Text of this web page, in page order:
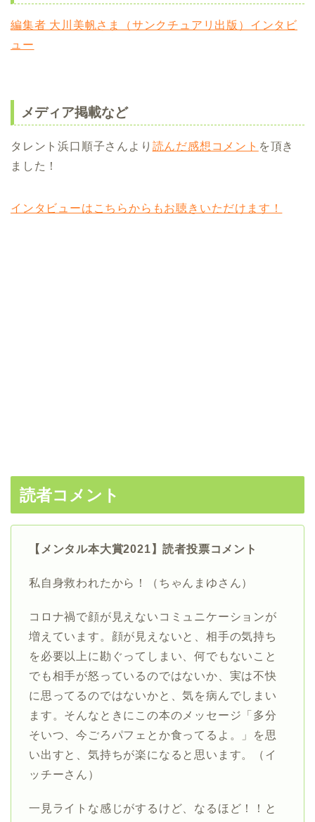
編集者 大川美帆さま（サンクチュアリ出版）インタビ
ュー
メディア掲載など
タレント浜口順子さんより 読んだ感想コメント を頂き
ました！
インタビューはこちらからもお聴きいただけます！
読者コメント
【メンタル本大賞2021】読者投票コメント
私自身救われたから！（ちゃんまゆさん）
コロナ禍で顔が見えないコミュニケーションが
増えています。顔が見えないと、相手の気持ち
を必要以上に勘ぐってしまい、何でもないこと
でも相手が怒っているのではないか、実は不快
に思ってるのではないかと、気を病んでしまい
ます。そんなときにこの本のメッセージ「多分
そいつ、今ごろパフェとか食ってるよ。」を思
い出すと、気持ちが楽になると思います。（イ
ッチーさん）
一見ライトな感じがするけど、なるほど！！と